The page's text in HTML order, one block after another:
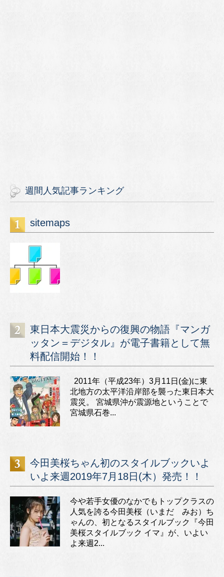
週間人気記事ランキング
sitemaps
東日本大震災からの復興の物語『マンガ
ッタン＝デジタル』が電子書籍として無
料配信開始！！
2011年（平成23年）3月11日(金)に東
北地方の太平洋沿岸部を襲った東日本大
震災。 宮城県沖が震源地ということで
宮城県石巻...
今田美桜ちゃん初のスタイルブックいよ
いよ来週2019年7月18日(木）発売！！
今や若手女優のなかでもトップクラスの
人気を誇る今田美桜（いまだ みお）ち
ゃんの、初となるスタイルブック『今田
美桜スタイルブック イマ』が、いよい
よ来週2...